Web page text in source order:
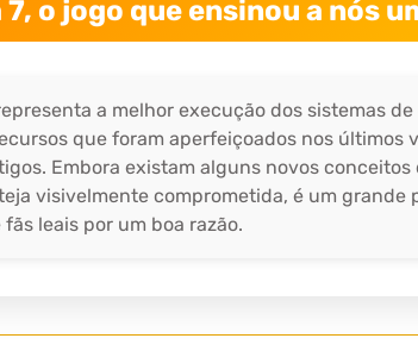
7, o jogo que ensinou a nós
a melhor execução dos sistemas
que foram aperfeiçoados nos últimos
Embora existam alguns novos
visivelmente comprometida, é um
leais por um boa razão.